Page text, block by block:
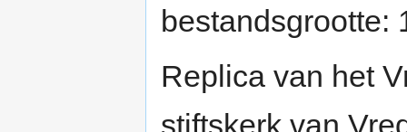
bestandsgrootte:
Replica van het
stiftskerk van